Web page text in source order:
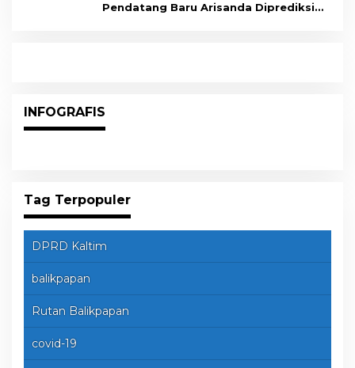
Pendatang Baru Arisanda Diprediksi
INFOGRAFIS
Tag Terpopuler
DPRD Kaltim
balikpapan
Rutan Balikpapan
covid-19